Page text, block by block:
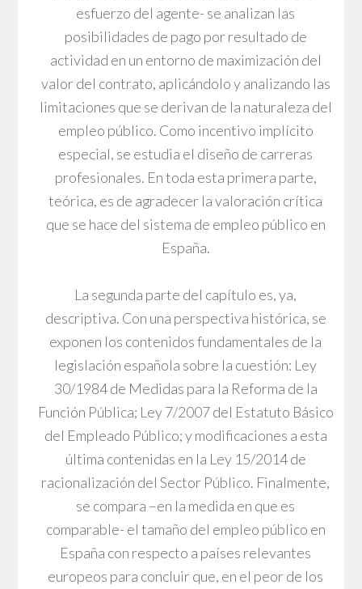
esfuerzo del agente- se analizan las
posibilidades de pago por resultado de
actividad en un entorno de maximización del
valor del contrato, aplicándolo y analizando las
limitaciones que se derivan de la naturaleza del
empleo público. Como incentivo implícito
especial, se estudia el diseño de carreras
profesionales. En toda esta primera parte,
teórica, es de agradecer la valoración crítica
que se hace del sistema de empleo público en
España.
La segunda parte del capítulo es, ya,
descriptiva. Con una perspectiva histórica, se
exponen los contenidos fundamentales de la
legislación española sobre la cuestión: Ley
30/1984 de Medidas para la Reforma de la
Función Pública; Ley 7/2007 del Estatuto Básico
del Empleado Público; y modificaciones a esta
última contenidas en la Ley 15/2014 de
racionalización del Sector Público. Finalmente,
se compara –en la medida en que es
comparable- el tamaño del empleo público en
España con respecto a países relevantes
europeos para concluir que, en el peor de los